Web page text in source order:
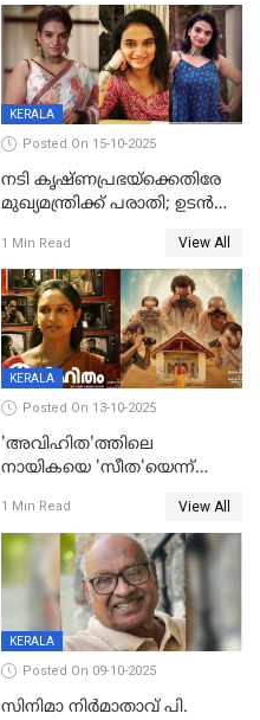
വിയോഗം
KERALA
Posted On 15-10-2025
നടി കൃഷ്ണപ്രഭയ്‌ക്കെതിരേ
മുഖ്യമന്ത്രിക്ക് പരാതി; ഉടൻ
പരാതിയിൽ
1 Min Read View All
KERALA
Posted On 13-10-2025
'അവിഹിത'ത്തിലെ
നായികയെ 'സീത'യെന്ന്
ബോർഡ്
1 Min Read View All
KERALA
Posted On 09-10-2025
സിനിമാ നിർമാതാവ് പി.